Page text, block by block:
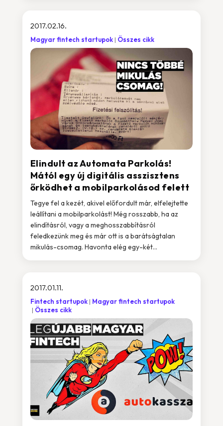
Elindult az Automata Parkolás!
Mától egy új digitális asszisztens
őrködhet a mobilparkolásod felett
2017.02.16.
Magyar fintech startupok Összes cikk
Tegye fel a kezét, akivel előfordult már, elfelejtette
leállítani a mobilparkolást! Még rosszabb, ha az
elindításról, vagy a meghosszabbításról
feledkezünk meg és már ott is a barátságtalan
mikulás-csomag. Havonta elég egy-két...
2017.01.11.
Fintech startupok
Magyar fintech startupok
Összes cikk